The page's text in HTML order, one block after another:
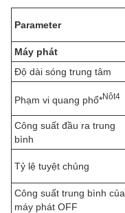
Parameter
Máy phát
Độ dài sóng trung tâm
Phạm vi quang phổ*Nôt4
Công suất đầu ra trung
bình
Tỷ lệ tuyệt chủng
Công suất trung bình của
máy phát OFF